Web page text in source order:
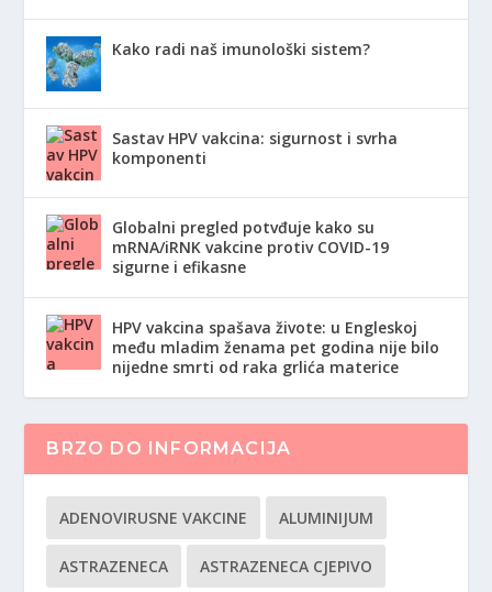
Kako radi naš imunološki sistem?
Sastav HPV vakcina: sigurnost i svrha
komponenti
Globalni pregled potvđuje kako su
mRNA/iRNK vakcine protiv COVID-19
sigurne i efikasne
HPV vakcina spašava živote: u Engleskoj
među mladim ženama pet godina nije bilo
nijedne smrti od raka grlića materice
BRZO DO INFORMACIJA
ADENOVIRUSNE VAKCINE ALUMINIJUM
ASTRAZENECA ASTRAZENECA CJEPIVO